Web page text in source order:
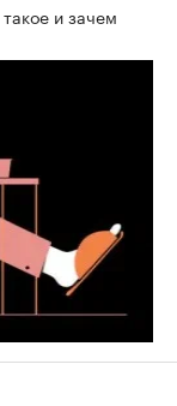
и зачем